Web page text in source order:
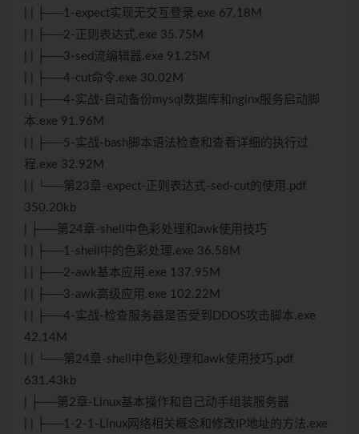
| | ├──1-expect实现无交互登录.exe 67.18M
| | ├──2-正则表达式.exe 35.75M
| | ├──3-sed流编辑器.exe 91.25M
| | ├──4-cut命令.exe 30.02M
| | ├──4-实战-自动备份mysql数据库和nginx服务启动脚
本.exe 91.96M
| | ├──5-实战-bash脚本语法检查和查看详细的执行过
程.exe 32.92M
| | └──第23章-expect-正则表达式-sed-cut的使用.pdf
350.20kb
| ├──第24章-shell中色彩处理和awk使用技巧
| | ├──1-shell中的色彩处理.exe 36.58M
| | ├──2-awk基本应用.exe 137.95M
| | ├──3-awk高级应用.exe 102.22M
| | ├──4-实战-检查服务器是否受到DDOS攻击脚本.exe
42.14M
| | └──第24章-shell中色彩处理和awk使用技巧.pdf
631.43kb
| ├──第2章-Linux基本操作和自己动手组装服务器
| | ├──1-2-1-Linux网络相关概念和修改IP地址的方法.exe